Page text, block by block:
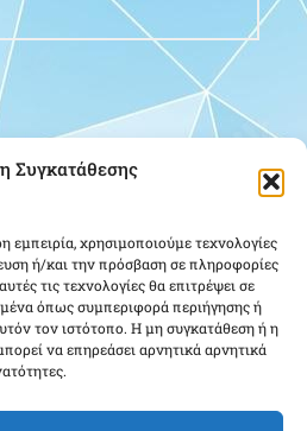
Συγκατάθεσης
εμπειρία, χρησιμοποιούμε τεχνολογίες
ή/και την πρόσβαση σε πληροφορίες
τις τεχνολογίες θα επιτρέψει σε
όπως συμπεριφορά περιήγησης ή
τον ιστότοπο. Η μη συγκατάθεση ή η
να επηρεάσει αρνητικά αρνητικά
να αποδεχτείτε cookies
προώθησης και να